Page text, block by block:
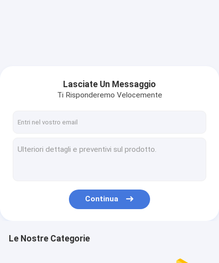
Lasciate Un Messaggio
Ti Risponderemo Velocemente
Continua
Le Nostre Categorie